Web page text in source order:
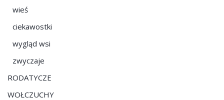
wieś
ciekawostki
wygląd wsi
zwyczaje
RODATYCZE
WOŁCZUCHY